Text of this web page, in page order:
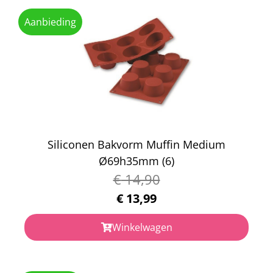
Aanbieding
Siliconen Bakvorm Muffin Medium
Ø69h35mm (6)
€14,90
€ 13,99
Winkelwagen